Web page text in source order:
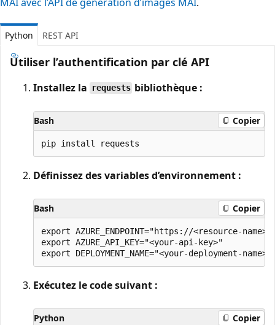
Python REST API
Utiliser l’authentification par clé API
Installez la requests bibliothèque :
Bash Copier
Définissez des variables d’environnement :
Bash Copier
export AZURE_ENDPOINT="https://<resource-
export AZURE_API_KEY="<your-api-key>"
Exécutez le code suivant :
Python Copier